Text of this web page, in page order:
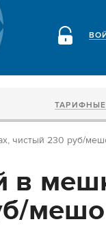
чистый 230 руб/
в